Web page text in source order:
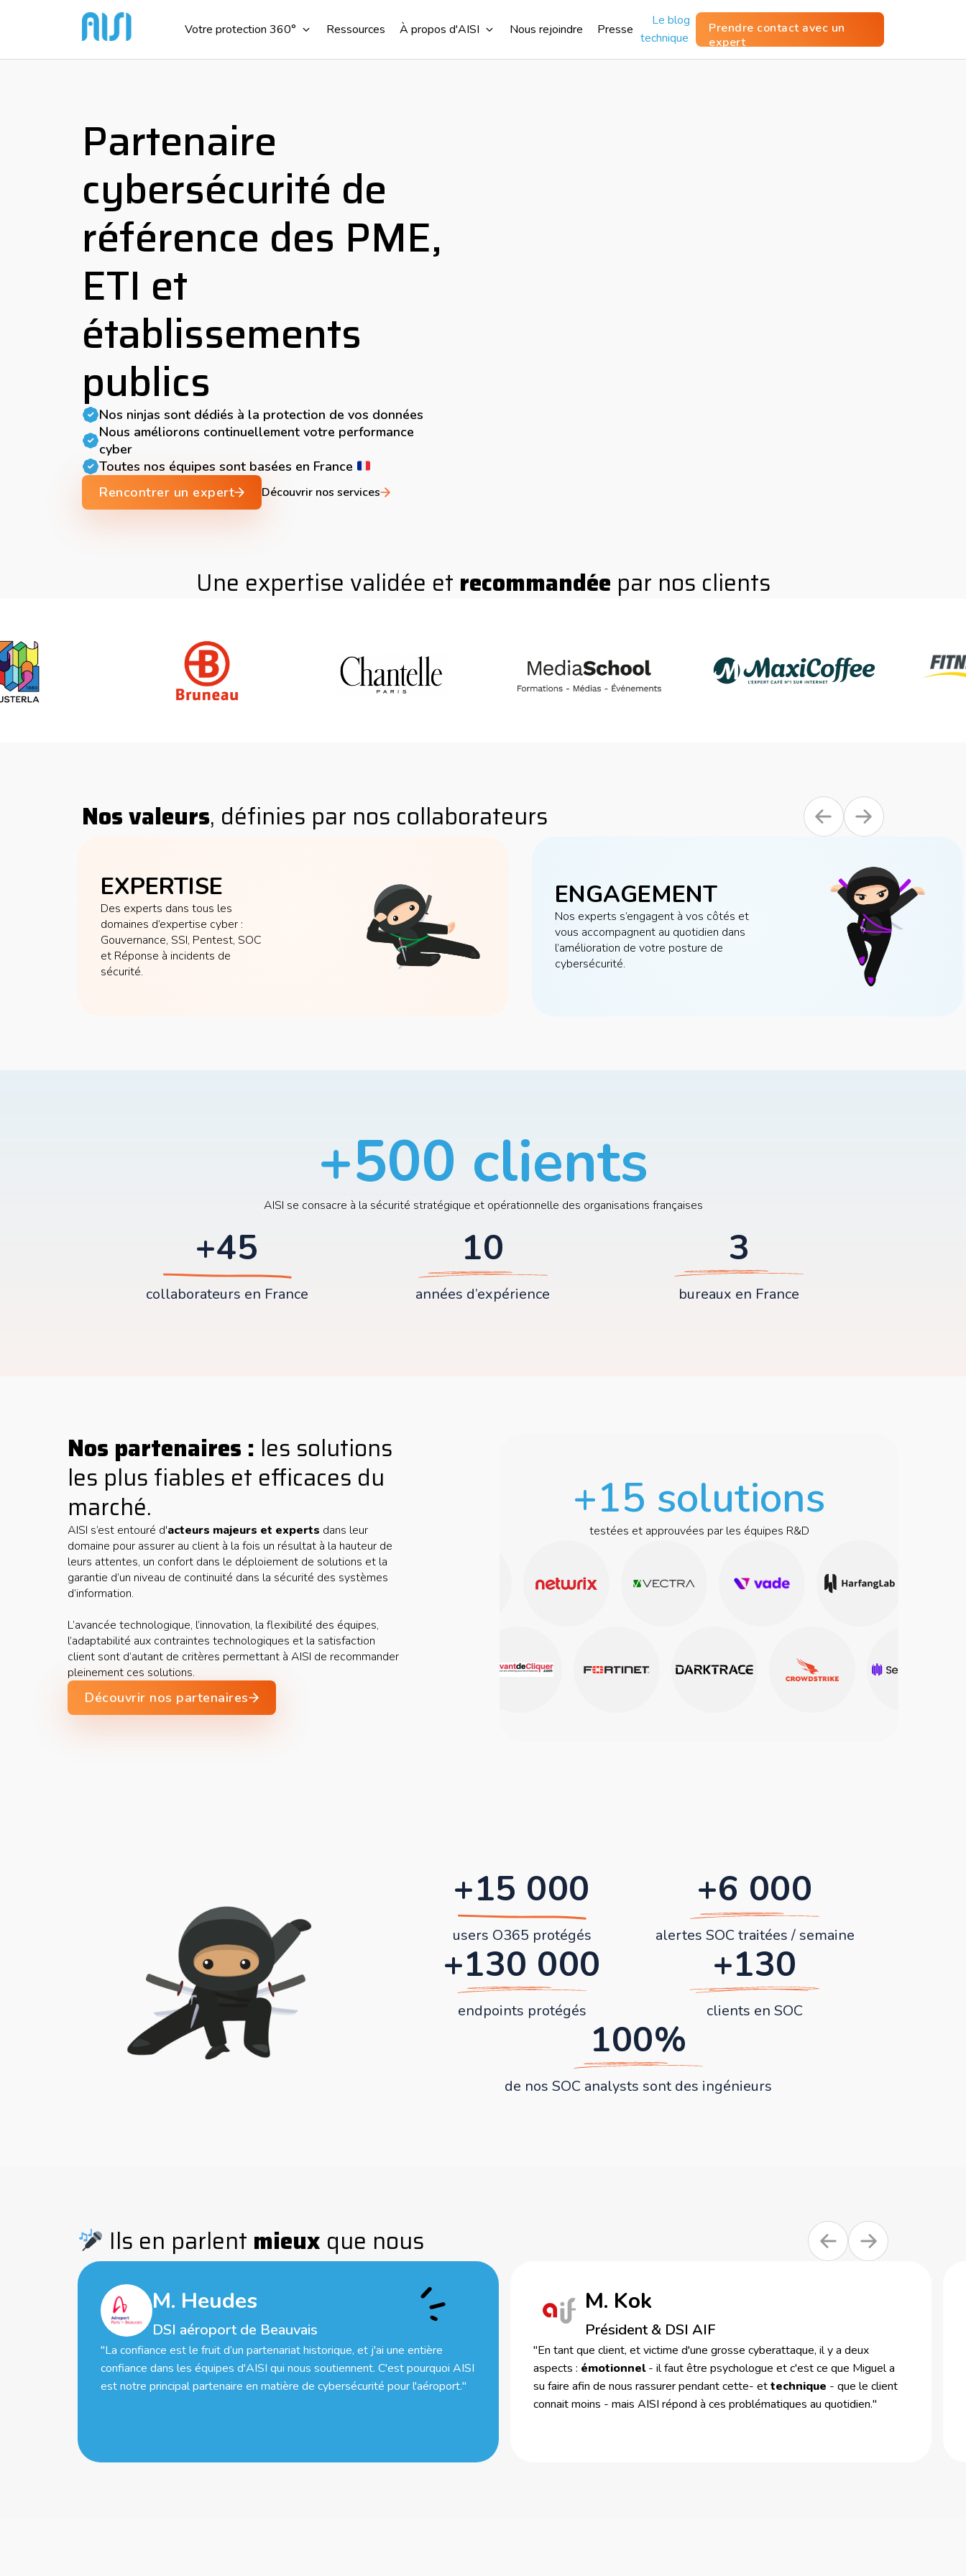
Votre protection 360° Ressources À propos d'AISI Nous rejoindre Presse
Le blog
technique
Prendre contact avec un
expert
Partenaire
cybersécurité de
référence des PME,
ETI et
établissements
publics
Nos ninjas sont dédiés à la protection de vos données
Nous améliorons continuellement votre performance
cyber
Toutes nos équipes sont basées en France
Rencontrer un expert
Découvrir nos services
Une expertise validée et recommandée par nos clients
Nos valeurs, définies par nos collaborateurs
EXPERTISE
Des experts dans tous les
domaines d’expertise cyber :
Gouvernance, SSI, Pentest, SOC
et Réponse à incidents de
sécurité.
ENGAGEMENT
Nos experts s’engagent à vos côtés et
vous accompagnent au quotidien dans
l’amélioration de votre posture de
cybersécurité.
+500 clients
AISI se consacre à la sécurité stratégique et opérationnelle des organisations françaises
+45
collaborateurs en France
10
années d’expérience
3
bureaux en France
Nos partenaires : les solutions
les plus fiables et efficaces du
marché.
AISI s’est entouré d'acteurs majeurs et experts dans leur
domaine pour assurer au client à la fois un résultat à la hauteur de
leurs attentes, un confort dans le déploiement de solutions et la
garantie d’un niveau de continuité dans la sécurité des systèmes
d’information.
L’avancée technologique, l’innovation, la flexibilité des équipes,
l’adaptabilité aux contraintes technologiques et la satisfaction
client sont d’autant de critères permettant à AISI de recommander
pleinement ces solutions.
Découvrir nos partenaires
+15 solutions
testées et approuvées par les équipes R&D
+15 000
users O365 protégés
+6 000
alertes SOC traitées / semaine
+130 000
endpoints protégés
+130
clients en SOC
100%
de nos SOC analysts sont des ingénieurs
Ils en parlent mieux que nous
M. Heudes
DSI aéroport de Beauvais
"La confiance est le fruit d’un partenariat historique, et j'ai une entière
confiance dans les équipes d'AISI qui nous soutiennent. C'est pourquoi AISI
est notre principal partenaire en matière de cybersécurité pour l'aéroport."
M. Kok
Président & DSI AIF
"En tant que client, et victime d'une grosse cyberattaque, il y a deux
aspects : émotionnel- il faut être psychologue et c'est ce que Miguel a
su faire afin de nous rassurer pendant cette- ettechnique - que le client
connait moins - mais AISI répond à ces problématiques au quotidien."